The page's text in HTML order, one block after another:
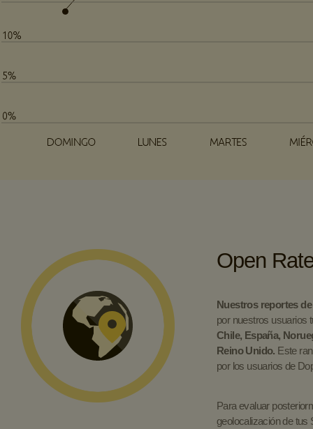
Open
Nuestros reportes
por nuestros usuarios
Chile, España,
Reino Unido. Este
por los usuarios de
Para evaluar
geolocalización de tus